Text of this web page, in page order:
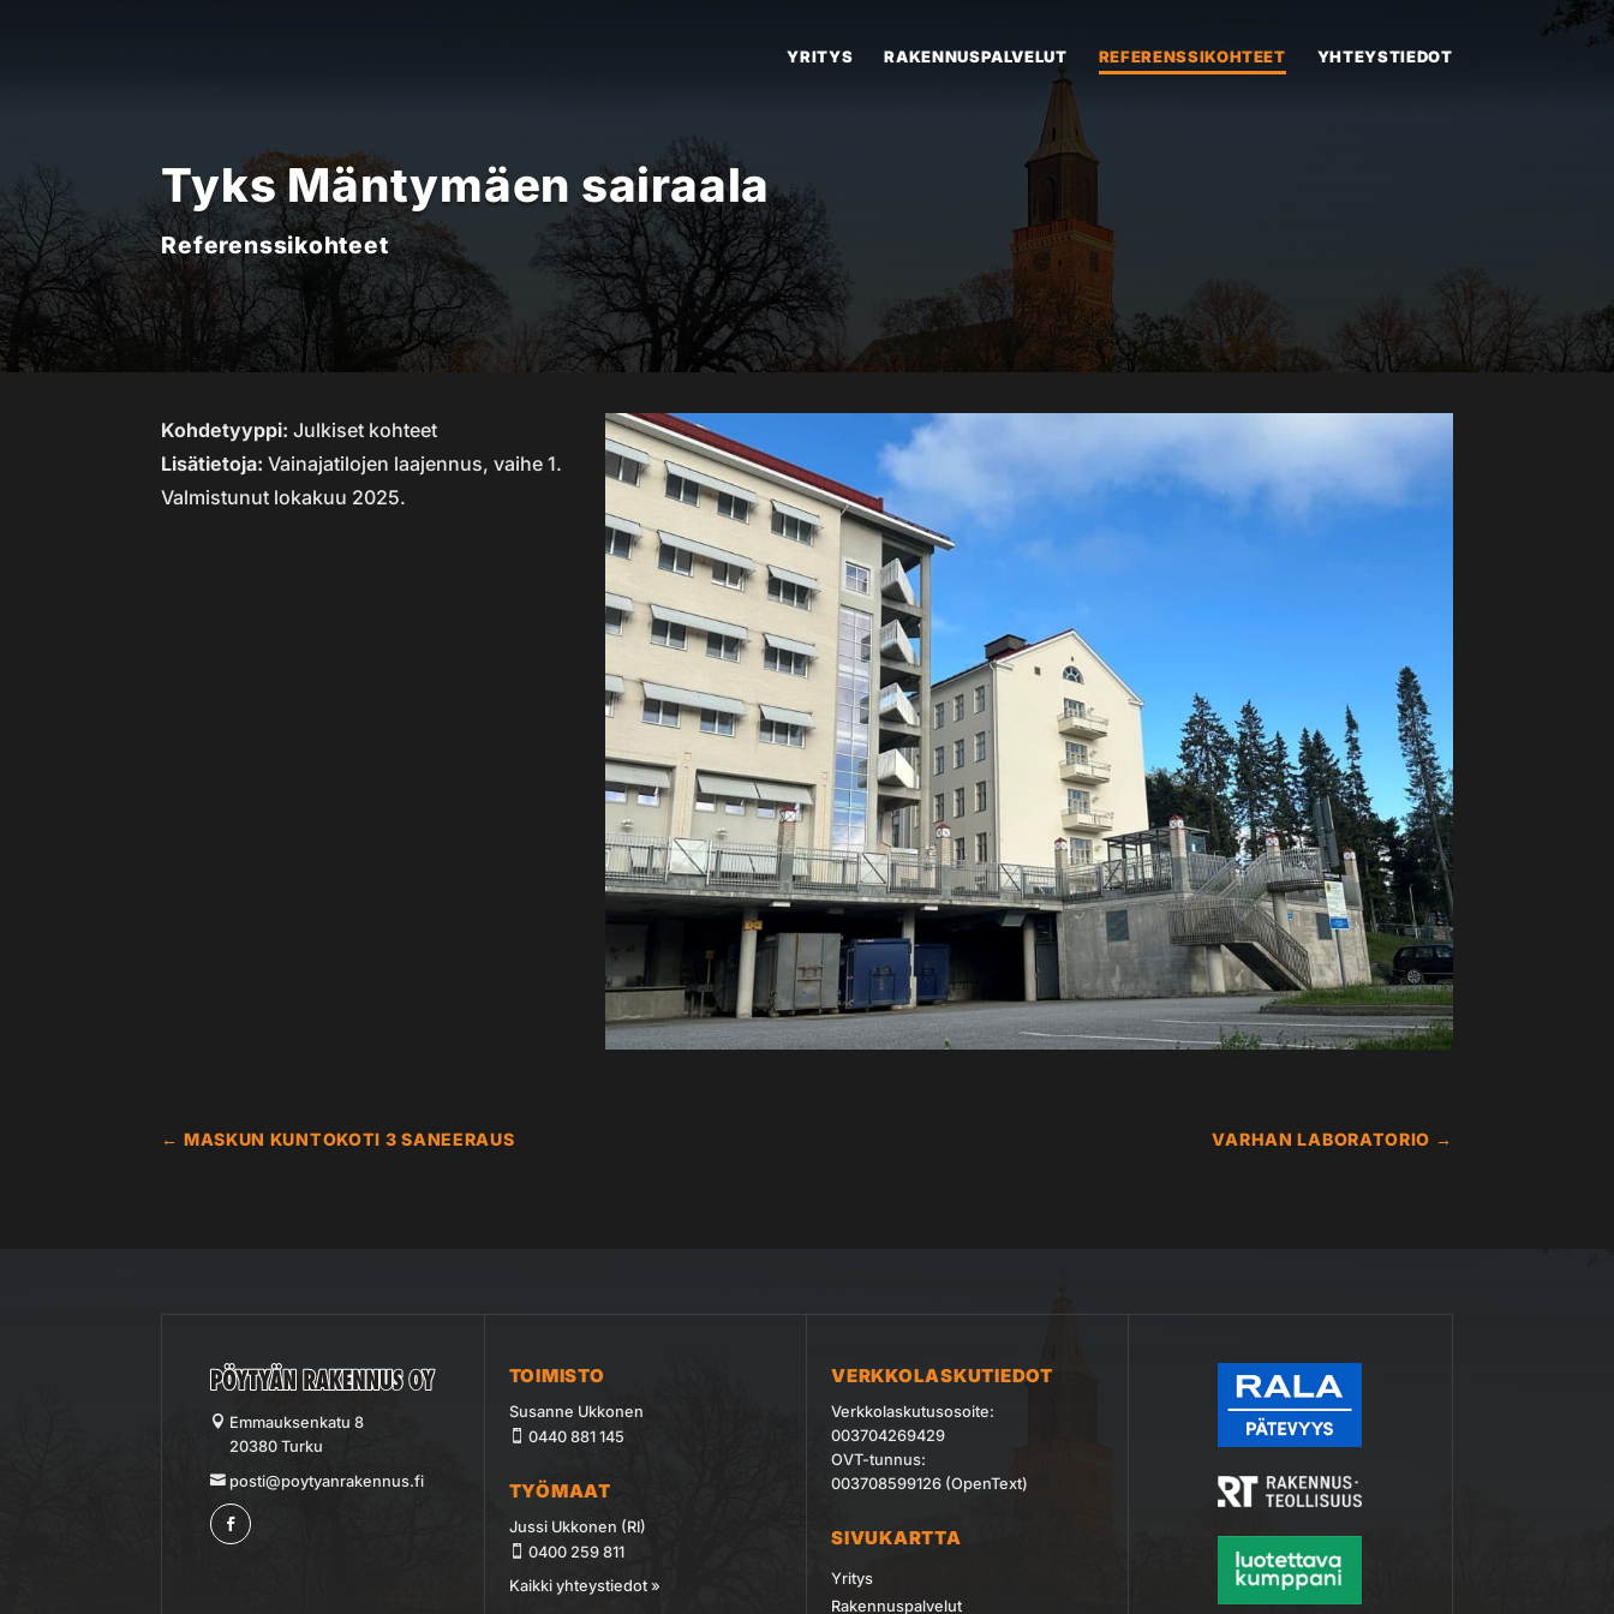
YRITYS RAKENNUSPALVELUT REFERENSSIKOHTEET YHTEYSTIEDOT
Tyks Mäntymäen sairaala
Referenssikohteet
Kohdetyyppi: Julkiset kohteet
Lisätietoja: Vainajatilojen laajennus, vaihe 1.
Valmistunut lokakuu 2025.
← MASKUN KUNTOKOTI 3 SANEERAUS VARHAN LABORATORIO →
Emmauksenkatu 8
20380 Turku
posti@poytyanrakennus.fi
TOIMISTO
Susanne Ukkonen
0440 881 145
TYÖMAAT
Jussi Ukkonen (RI)
0400 259 811
Kaikki yhteystiedot »
VERKKOLASKUTIEDOT
Verkkolaskutusosoite:
003704269429
OVT-tunnus:
003708599126 (OpenText)
SIVUKARTTA
Yritys
Rakennuspalvelut